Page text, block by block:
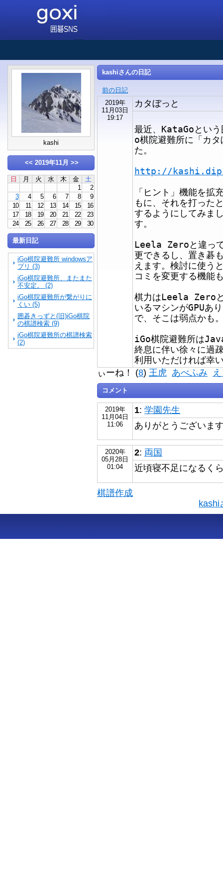
kashi
<< 2019年11月 >>
日 月 火 水 木 金
土
1
2
3
4 5 6 7 8
9
10
11 12 13 14 15
16
17
18 19 20 21 22
23
24
25 26 27 28 29 30
最新日記
iGo棋院避難所 windowsア
プリ (3)
iGo棋院避難所、またまた
不安定。 (2)
iGo棋院避難所が繋がりに
くい (5)
囲碁きっずと(旧)iGo棋院
の棋譜検索 (9)
iGo棋院避難所の棋譜検索
(2)
kashiさんの日記
前の日記
2019年
11月03日
19:17
カタぼっと
最近、KataGoとい
o棋院避難所に「カ
た。
http://
「ヒント」機能を拡
もに、それを打った
するようにしてみま
す。
Leela Zeroと違って
更できるし、置き碁
えます。検討に使う
コミを変更する機能
棋力はLeela Zeroと
いるマシンがGPUあ
で、そこは弱点かも
iGo棋院避難所は
終息に伴い徐々に過
利用いただければ幸
ぃーね！ (8) 王虎 あべふみ
コメント
2019年
11月04日
11:06
1: 学園先生
ありがとうございます
2020年
05月28日
01:04
2: 両国
近頃寝不足になるく
棋譜作成
kashi